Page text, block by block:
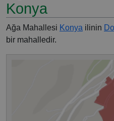
Konya
Ağa Mahallesi Konya ilinin
bir mahalledir.